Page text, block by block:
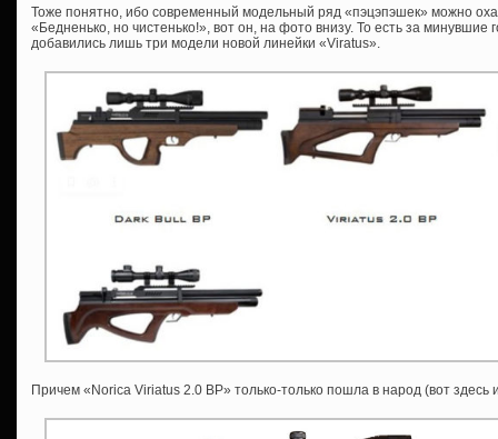
Тоже понятно, ибо современный модельный ряд «пэцэпэшек» можно
«Бедненько, но чистенько!», вот он, на фото внизу. То есть за
добавились лишь три модели новой линейки «Viratus».
Причем «Norica Viriatus 2.0 BP» только-только пошла в народ (вот